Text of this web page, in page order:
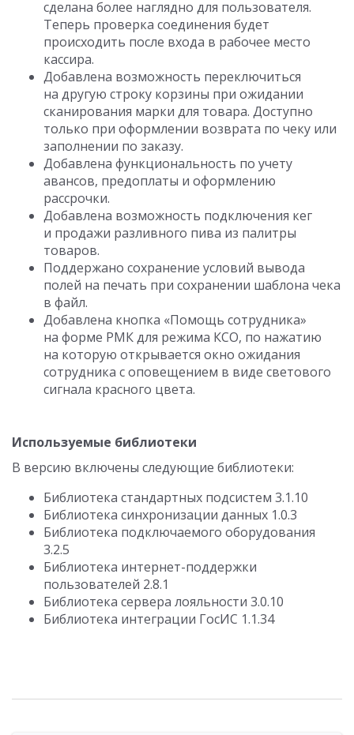
сделана более наглядно для пользователя.
Теперь проверка соединения будет
происходить после входа в рабочее место
кассира.
Добавлена возможность переключиться
на другую строку корзины при ожидании
сканирования марки для товара. Доступно
только при оформлении возврата по чеку или
заполнении по заказу.
Добавлена функциональность по учету
авансов, предоплаты и оформлению
рассрочки.
Добавлена возможность подключения кег
и продажи разливного пива из палитры
товаров.
Поддержано сохранение условий вывода
полей на печать при сохранении шаблона чека
в файл.
Добавлена кнопка «Помощь сотрудника»
на форме РМК для режима КСО, по нажатию
на которую открывается окно ожидания
сотрудника с оповещением в виде светового
сигнала красного цвета.
Используемые библиотеки
В версию включены следующие библиотеки:
Библиотека стандартных подсистем 3.1.10
Библиотека синхронизации данных 1.0.3
Библиотека подключаемого оборудования
3.2.5
Библиотека интернет-поддержки
пользователей 2.8.1
Библиотека сервера лояльности 3.0.10
Библиотека интеграции ГосИС 1.1.34